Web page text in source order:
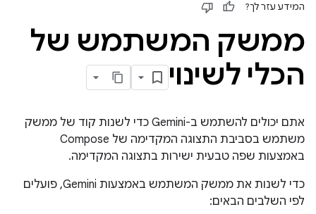
המידע עזר לך?
ממשק המשתמש של
הכלי לשינוי
אתם יכולים להשתמש ב-Gemini כדי לשנות קוד של ממשק
משתמש בסביבת התצוגה המקדימה של Compose
באמצעות שפה טבעית ישירות בתצוגה המקדימה.
כדי לשנות את ממשק המשתמש באמצעות Gemini, פועלים
לפי השלבים הבאים: